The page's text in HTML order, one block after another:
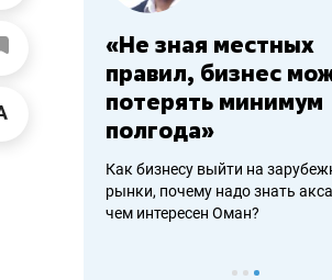
работа «Не зная местных
правил, бизнес
потерять минимум
полгода»
Как бизнесу выйти на
рынки, почему надо знать
чем интересен Оман?